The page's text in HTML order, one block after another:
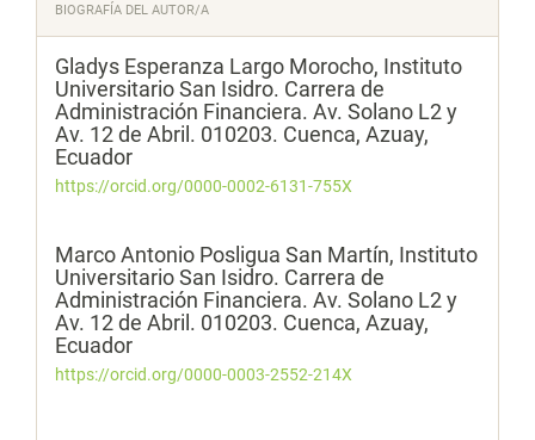
BIOGRAFÍA DEL AUTOR/A
Gladys Esperanza Largo Morocho, Instituto
Universitario San Isidro. Carrera de
Administración Financiera. Av. Solano L2 y
Av. 12 de Abril. 010203. Cuenca, Azuay,
Ecuador
https://orcid.org/0000-0002-6131-755X
Marco Antonio Posligua San Martín, Instituto
Universitario San Isidro. Carrera de
Administración Financiera. Av. Solano L2 y
Av. 12 de Abril. 010203. Cuenca, Azuay,
Ecuador
https://orcid.org/0000-0003-2552-214X